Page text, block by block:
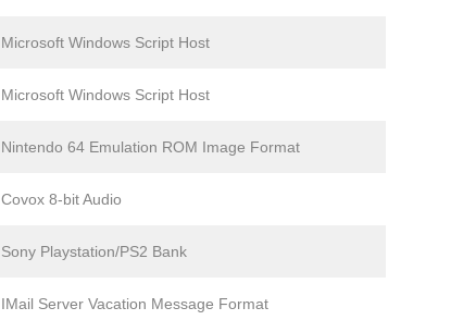
Microsoft Windows Script Host
Microsoft Windows Script Host
Nintendo 64 Emulation ROM Image Format
Covox 8-bit Audio
Sony Playstation/PS2 Bank
IMail Server Vacation Message Format